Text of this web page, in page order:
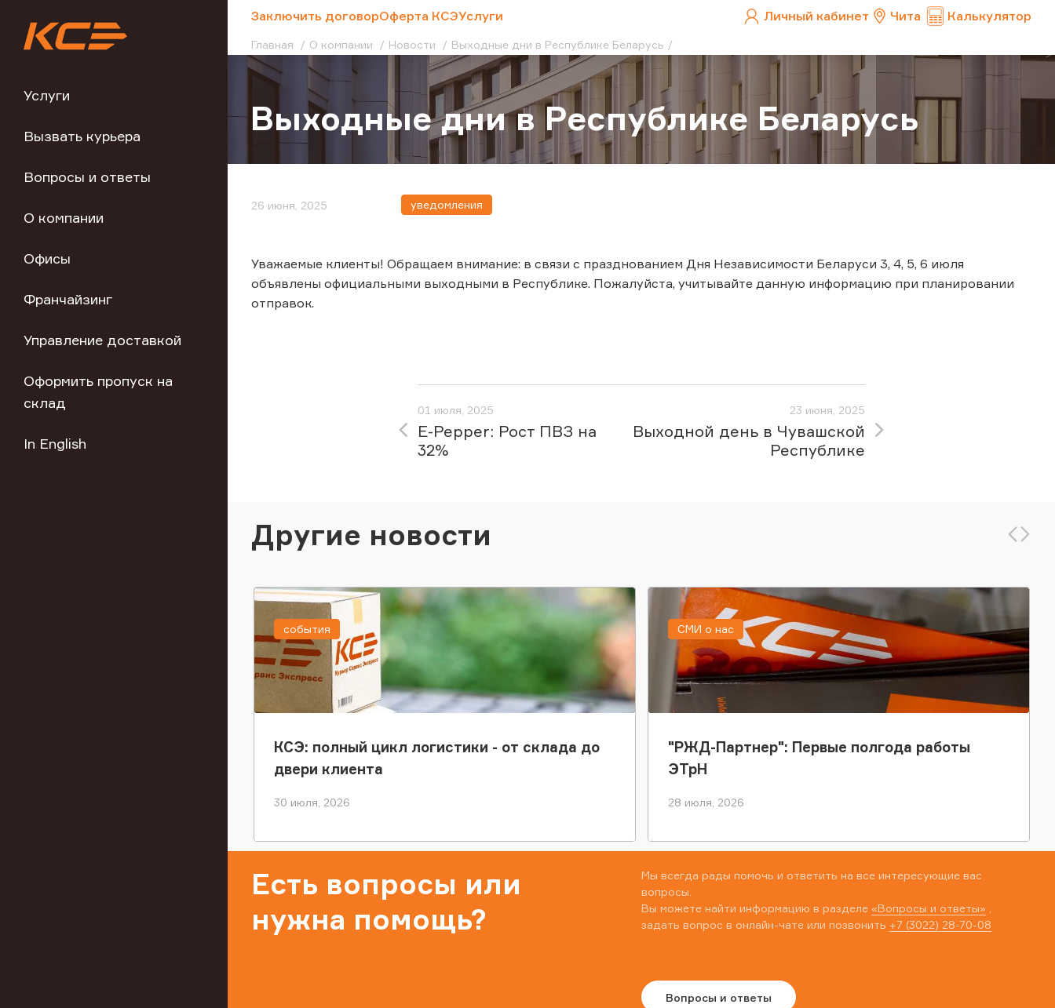
Услуги
Вызвать курьера
Вопросы и ответы
О компании
Офисы
Франчайзинг
Управление доставкой
Оформить пропуск на
склад
In English
Заключить договорОферта КСЭУслуги Личный кабинет Чита Калькулятор
Главная О компании Новости Выходные дни в Республике Беларусь
Выходные дни в Республике Беларусь
26 июня, 2025 уведомления
Уважаемые клиенты! Обращаем внимание: в связи с празднованием Дня Независимости Беларуси 3, 4, 5, 6 июля
объявлены официальными выходными в Республике. Пожалуйста, учитывайте данную информацию при планировании
отправок.
01 июля, 2025
E-Pepper: Рост ПВЗ на
32%
23 июня, 2025
Выходной день в Чувашской
Республике
Другие новости
КСЭ: полный цикл логистики - от склада до
двери клиента
30 июля, 2026
события
"РЖД-Партнер": Первые полгода работы
ЭТрН
28 июля, 2026
СМИ о нас
Есть вопросы или
нужна помощь?
Мы всегда рады помочь и ответить на все интересующие вас
вопросы.
Вы можете найти информацию в разделе «Вопросы и ответы»
задать вопрос в онлайн-чате или позвонить +7 (3022) 28-70-08
Вопросы и ответы